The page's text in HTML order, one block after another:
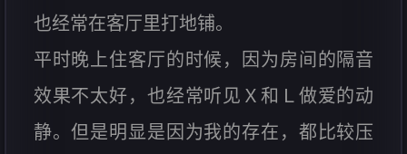
也经常在客厅里打地铺。
平时晚上住客厅的时候，因为房间的隔音
效果不太好，也经常听见Ｘ和Ｌ做爱的动
静。但是明显是因为我的存在，都比较压